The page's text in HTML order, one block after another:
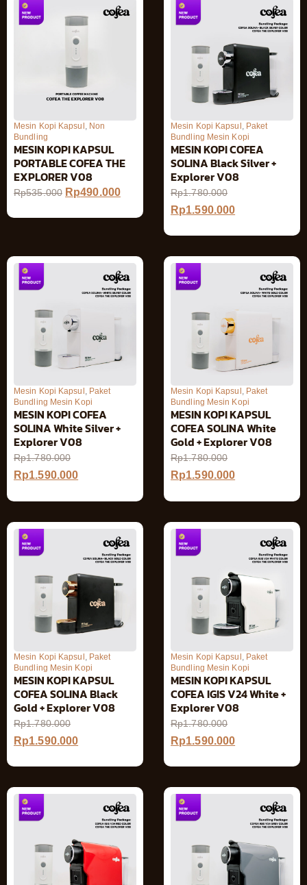
Mesin Kopi Kapsul , Non
Bundling
MESIN KOPI KAPSUL
PORTABLE COFEA THE
EXPLORER V08
Rp535.000 Rp490.000
Mesin Kopi Kapsul , Paket
Bundling Mesin Kopi
MESIN KOPI COFEA
SOLINA Black Silver +
Explorer V08
Rp1.780.000
Rp1.590.000
Mesin Kopi Kapsul , Paket
Bundling Mesin Kopi
MESIN KOPI COFEA
SOLINA White Silver +
Explorer V08
Rp1.780.000
Rp1.590.000
Mesin Kopi Kapsul , Paket
Bundling Mesin Kopi
MESIN KOPI KAPSUL
COFEA SOLINA White
Gold + Explorer V08
Rp1.780.000
Rp1.590.000
Mesin Kopi Kapsul Paket
Bundling Mesin Kopi
MESIN KOPI KAPSUL
COFEA SOLINA Black
Gold + Explorer V08
Rp1.780.000
Rp1.590.000
Mesin Kopi Kapsul Paket
Bundling Mesin Kopi
MESIN KOPI KAPSUL
COFEA IGIS V24 White +
Explorer V08
Rp1.780.000
Rp1.590.000